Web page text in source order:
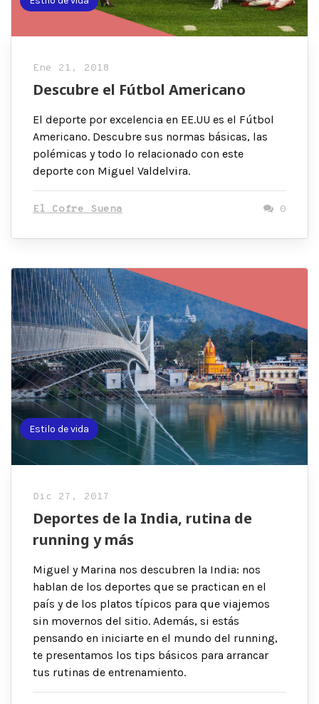
Ene 21, 2018
Descubre el Fútbol Americano
El deporte por excelencia en EE.UU es el Fútbol
Americano. Descubre sus normas básicas, las
polémicas y todo lo relacionado con este
deporte con Miguel Valdelvira.
El Cofre Suena 0
Estilo de vida
Dic 27, 2017
Deportes de la India, rutina de
running y más
Miguel y Marina nos descubren la India: nos
hablan de los deportes que se practican en el
país y de los platos típicos para que viajemos
sin movernos del sitio. Además, si estás
pensando en iniciarte en el mundo del running,
te presentamos los tips básicos para arrancar
tus rutinas de entrenamiento.